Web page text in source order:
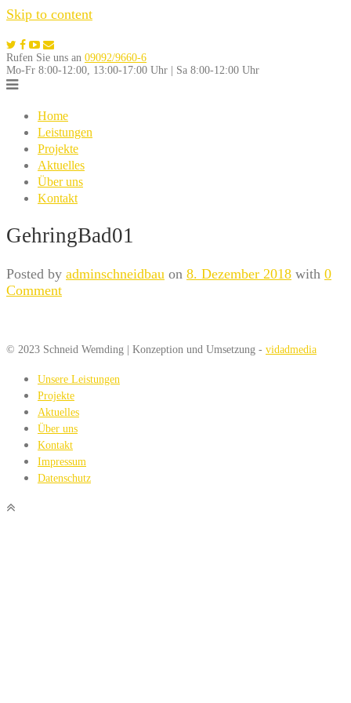
Skip to content
Rufen Sie uns an 09092/9660-6
Mo-Fr 8:00-12:00, 13:00-17:00 Uhr | Sa 8:00-12:00 Uhr
Home
Leistungen
Projekte
Aktuelles
Über uns
Kontakt
GehringBad01
Posted by adminschneidbau on 8. Dezember 2018 with 0
Comment
© 2023 Schneid Wemding | Konzeption und Umsetzung - vidadmedia
Unsere Leistungen
Projekte
Aktuelles
Über uns
Kontakt
Impressum
Datenschutz